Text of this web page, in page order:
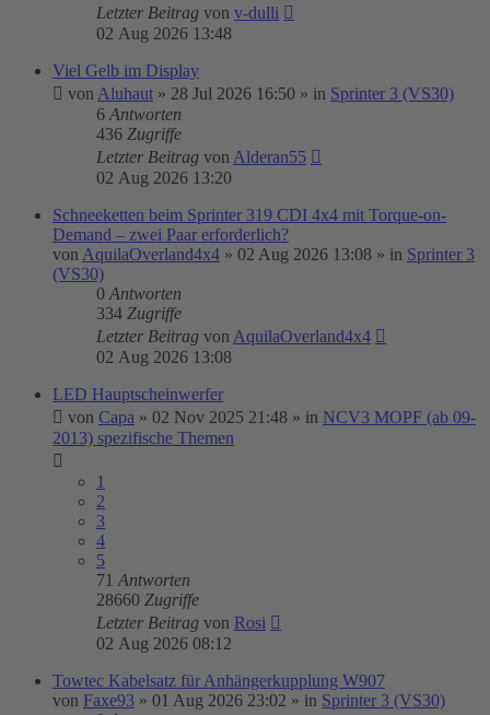
Letzter Beitrag von v-dulli
02 Aug 2026 13:48
Viel Gelb im Display
von Aluhaut » 28 Jul 2026 16:50 » in Sprinter 3 (VS30)
6 Antworten
436 Zugriffe
Letzter Beitrag von Alderan55
02 Aug 2026 13:20
Schneeketten beim Sprinter 319 CDI 4x4 mit Torque-on-
Demand – zwei Paar erforderlich?
von AquilaOverland4x4 » 02 Aug 2026 13:08 » in Sprinter 3
(VS30)
0 Antworten
334 Zugriffe
Letzter Beitrag von AquilaOverland4x4
02 Aug 2026 13:08
LED Hauptscheinwerfer
von Capa » 02 Nov 2025 21:48 » in NCV3 MOPF (ab 09-
2013) spezifische Themen
1
2
3
4
5
71 Antworten
28660 Zugriffe
Letzter Beitrag von Rosi
02 Aug 2026 08:12
Towtec Kabelsatz für Anhängerkupplung W907
von Faxe93 » 01 Aug 2026 23:02 » in Sprinter 3 (VS30)